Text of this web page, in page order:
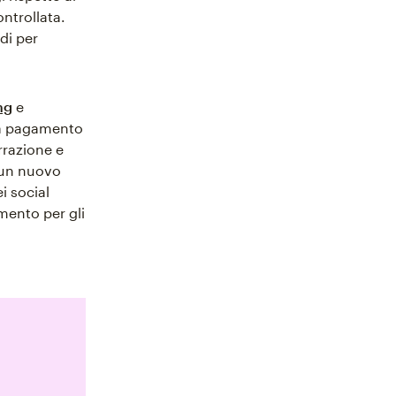
per
e
pagamento
e
nuovo
social
per gli